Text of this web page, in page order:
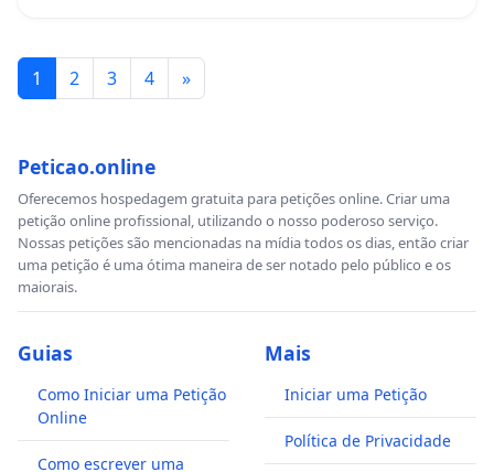
1 2 3 4 »
Peticao.online
Oferecemos hospedagem gratuita para petições online. Criar uma
petição online profissional, utilizando o nosso poderoso serviço.
Nossas petições são mencionadas na mídia todos os dias, então criar
uma petição é uma ótima maneira de ser notado pelo público e os
maiorais.
Guias
Como Iniciar uma Petição
Online
Como escrever uma
Mais
Iniciar uma Petição
Política de Privacidade